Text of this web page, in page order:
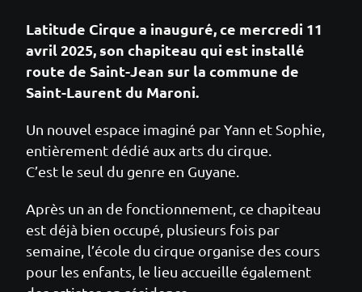
Latitude Cirque a inauguré, ce mercredi 11
avril 2025, son chapiteau qui est installé
route de Saint-Jean sur la commune de
Saint-Laurent du Maroni.
Un nouvel espace imaginé par Yann et Sophie,
entièrement dédié aux arts du cirque.
C’est le seul du genre en Guyane.
Après un an de fonctionnement, ce chapiteau
est déjà bien occupé, plusieurs fois par
semaine, l’école du cirque organise des cours
pour les enfants, le lieu accueille également